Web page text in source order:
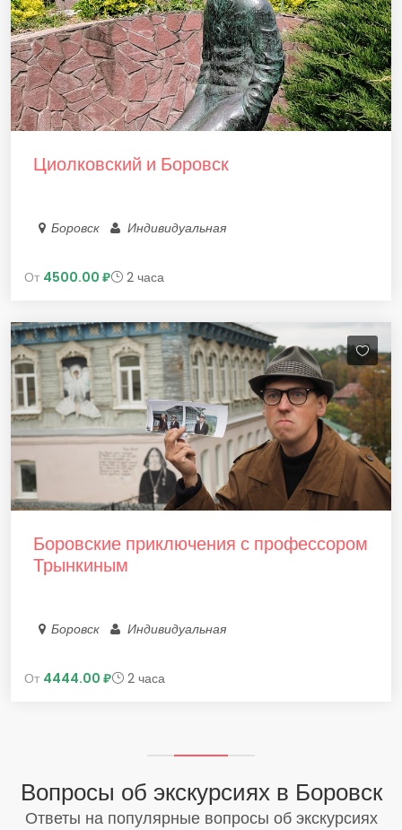
Циолковский и Боровск
Боровск Индивидуальная
От 4500.00 ₽ 2 часа
Боровские приключения с профессором
Трынкиным
Боровск Индивидуальная
От 4444.00 ₽ 2 часа
Вопросы об экскурсиях в Боровск
Ответы на популярные вопросы об экскурсиях